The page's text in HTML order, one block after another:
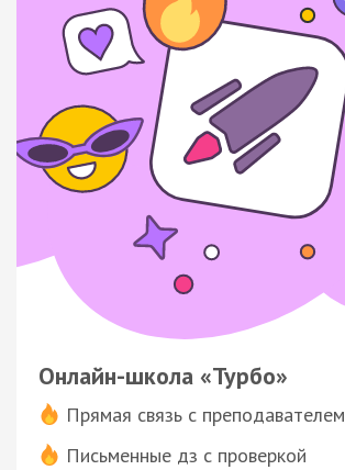
Онлайн-школа «Турбо»
Прямая связь с преподавателем
Письменные дз с проверкой